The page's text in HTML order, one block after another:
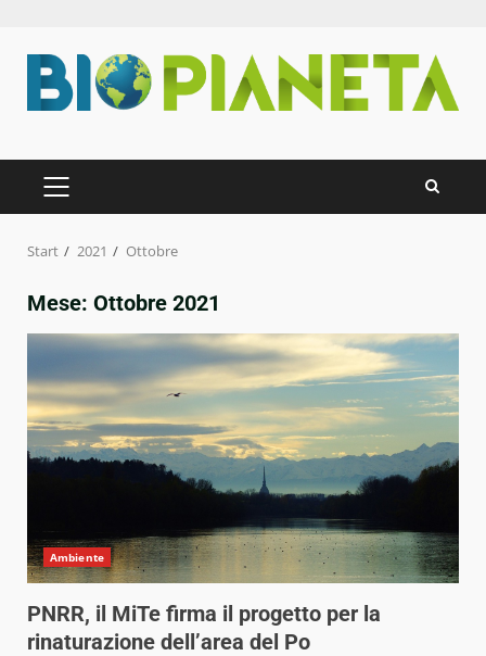
Inhalt
springen
PRIMÄRES
MENÜ
Start 2021 Ottobre
Mese: Ottobre 2021
Ambiente
PNRR, il MiTe firma il progetto per la
rinaturazione dell’area del Po